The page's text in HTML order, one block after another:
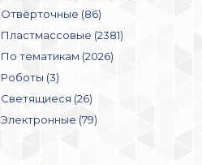
Отвёрточные (86)
Пластмассовые (2381)
По тематикам (2026)
Роботы (3)
Светящиеся (26)
Электронные (79)